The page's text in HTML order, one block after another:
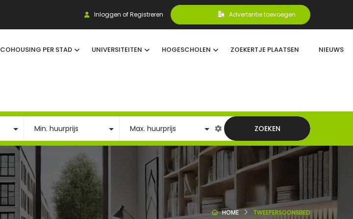
Inloggen of Registreren Advertentie toevoegen
COHOUSING PER STAD UNIVERSITEITEN HOGESCHOLEN ZOEKERTJE PLAATSEN NIEUWS
ZOEKEN
HOME TWEEPERSOONSBED